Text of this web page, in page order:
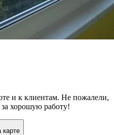
и к клиентам. Не пожалели,
хорошую работу!
карте